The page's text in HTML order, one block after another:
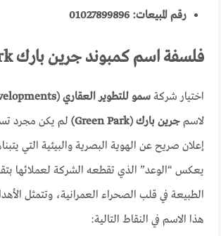
رقم المبيعات: 01027899896
فلسفة اسم كمبوند جرين بارك Green Park
اختيار شركةسمو للتطوير العقاري (Somow Developments)
لاسمجرين بارك (Green Park)
لم يكن مجرد
إعلان صريح عن الهوية البصرية والبيئية التي
يعكس “الوعد” الذي تقطعه الشركة لعملائها
الطبيعة في قلب الصحراء العمرانية، وتتمثل
هذا الاسم في النقاط التالية: